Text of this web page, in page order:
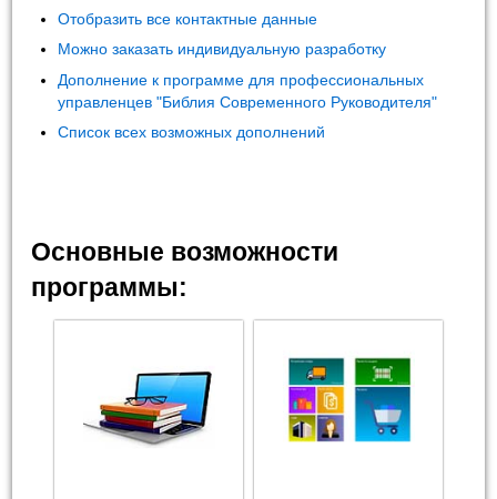
Отобразить все контактные данные
Можно заказать индивидуальную разработку
Дополнение к программе для профессиональных
управленцев "Библия Современного Руководителя"
Список всех возможных дополнений
Основные возможности
программы: